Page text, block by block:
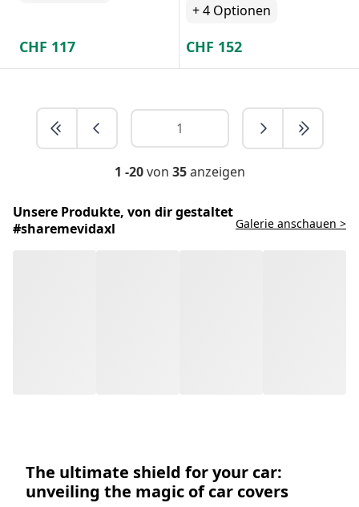
CHF 117
+4 Optionen
CHF 152
1 -20von 35anzeigen
Unsere Produkte, von dir gestaltet
#sharemevidaxl
Galerie anschauen >
The ultimate shield for your car:
unveiling the magic of car covers